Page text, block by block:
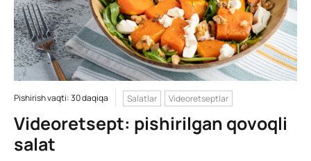
Pishirish vaqti: 30 daqiqa Salatlar Videoretseptlar
Videoretsept: pishirilgan qovoqli
salat